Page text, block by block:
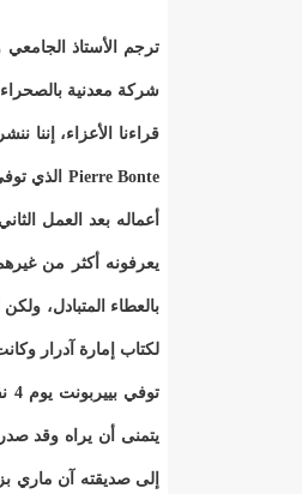
شركة معدنية
قراءنا الأعزاء، إننا
أعماله بعد العمل
يعرفونه أكثر من
بالعطاء المتبادل،
لكتاب إمارة آدرار
يتمنى أن يراه وقد